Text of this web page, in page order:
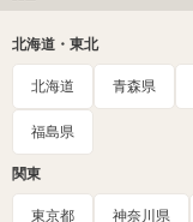
北海道・東北
北海道 青森県
福島県
関東
東京都 神奈川県